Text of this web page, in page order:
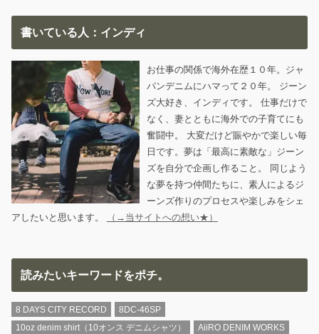
書いている人：インディ
お仕事の関係で海外在歴１０年。ジャ
パンデニムにハマって２０年。 ジーン
ズ大好き、インディです。 仕事だけで
なく、妻とともに海外での子育てにも
奮闘中。 大変だけど賑やかで楽しい毎
日です。夢は「最高に素敵な」ジーン
ズを自分で企画し作ること。 同じよう
な夢を持つ仲間たちに、素人によるジ
ーンズ作りのプロセスや楽しみをシェ
アしたいと思います。
（→当サイトへの想い★）
読みたいキーワードをポチ。
8 DAYS CITY RECORD
8DC-46SP
10oz denim shirt（10オンス デニムシャツ）
AiiRO DENIM WORKS